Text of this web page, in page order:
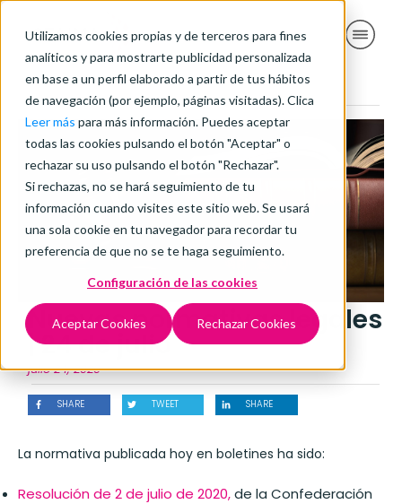
Utilizamos cookies propias y de terceros para fines
analíticos y para mostrarte publicidad personalizada
en base a un perfil elaborado a partir de tus hábitos
de navegación (por ejemplo, páginas visitadas). Clica
Leer más para más información. Puedes aceptar
todas las cookies pulsando el botón "Aceptar" o
rechazar su uso pulsando el botón "Rechazar".
Si rechazas, no se hará seguimiento de tu
información cuando visites este sitio web. Se usará
una sola cookie en tu navegador para recordar tu
preferencia de que no se te haga seguimiento.
Configuración de las cookies
Aceptar Cookies Rechazar Cookies
Nuevas normativas legales
| 24 de julio
julio 24, 2020
SHARE TWEET SHARE
La normativa publicada hoy en boletines ha sido:
Resolución de 2 de julio de 2020,de la Confederación